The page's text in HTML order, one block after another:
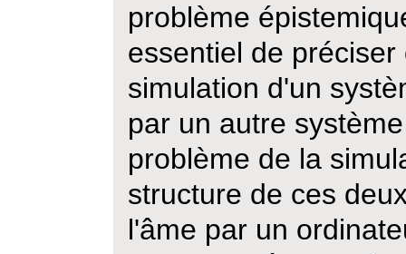
problème
essentiel de préciser
simulation d'un
par un autre
problème de la
structure de ces
l'âme par un